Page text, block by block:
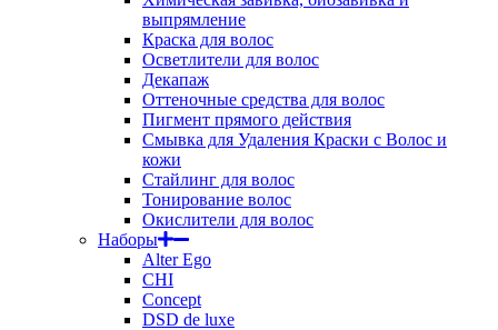
выпрямление
Краска для волос
Осветлители для волос
Декапаж
Оттеночные средства для волос
Пигмент прямого действия
Смывка для Удаления Краски с Волос и
кожи
Стайлинг для волос
Тонирование волос
Окислители для волос
Наборы
Alter Ego
CHI
Concept
DSD de luxe